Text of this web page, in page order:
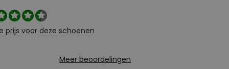
prijs voor deze schoenen
Meer beoordelingen